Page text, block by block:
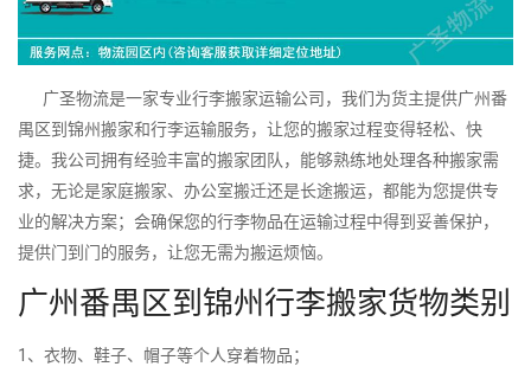
广圣物流是一家专业行李搬家运输公司，我们为货主提供广州番
禺区到锦州搬家和行李运输服务，让您的搬家过程变得轻松、快
捷。我公司拥有经验丰富的搬家团队，能够熟练地处理各种搬家需
求，无论是家庭搬家、办公室搬迁还是长途搬运，都能为您提供专
业的解决方案；会确保您的行李物品在运输过程中得到妥善保护，
提供门到门的服务，让您无需为搬运烦恼。
广州番禺区到锦州行李搬家货物类别
1、衣物、鞋子、帽子等个人穿着物品；